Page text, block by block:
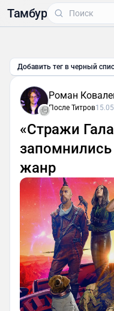
Тамбур
Добавить тег в черный
Роман
После Титров
«Стражи
жанр